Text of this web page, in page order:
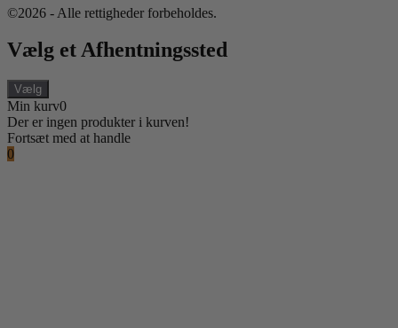
©2026 - Alle rettigheder forbeholdes.
Vælg et Afhentningssted
Vælg
Min kurv0
Der er ingen produkter i kurven!
Fortsæt med at handle
0